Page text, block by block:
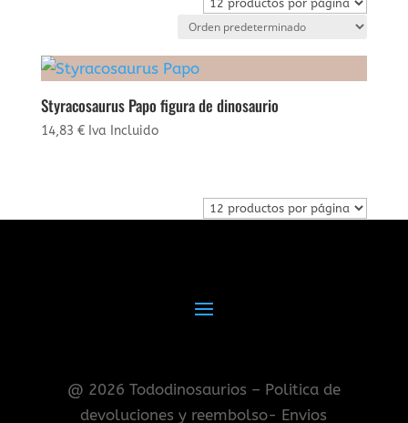
Styracosaurus Papo figura de dinosaurio
14,83 € Iva Incluido
@ 2026 Tododinosaurios – Politica de
devoluciones y reembolso- Envios